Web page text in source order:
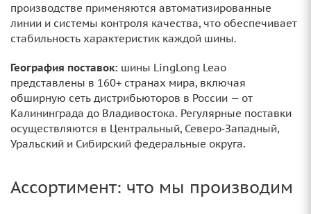
производстве применяются автоматизированные
линии и системы контроля качества, что обеспечивает
стабильность характеристик каждой шины.
География поставок: шины LingLong Leao
представлены в 160+ странах мира, включая
обширную сеть дистрибьюторов в России — от
Калининграда до Владивостока. Регулярные поставки
осуществляются в Центральный, Северо‑Западный,
Уральский и Сибирский федеральные округа.
Ассортимент: что мы производим